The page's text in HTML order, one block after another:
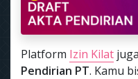
Platform Izin Kilat
Pendirian PT. Kamu